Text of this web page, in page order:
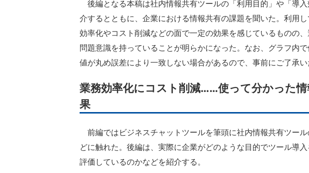
後編となる本稿は社内情報共有ツールの「利用目的」や「導
介するとともに、企業における情報共有の課題を聞いた。利用
効率化やコスト削減などの面で一定の効果を感じているものの
問題意識を持っていることが明らかになった。なお、グラフ内
値が丸め誤差により一致しない場合があるので、事前にご了承い
業務効率化にコスト削減……使って分かった
果
前編ではビジネスチャットツールを筆頭に社内情報共有ツー
どに触れた。後編は、実際に企業がどのような目的でツール導
評価しているのかなどを紹介する。